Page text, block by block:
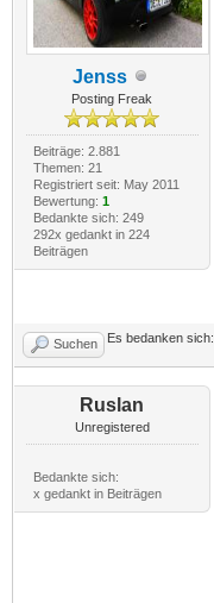
Jenss
Posting Freak
Beiträge: 2.881
Themen: 21
Registriert seit: May 2011
Bewertung: 1
Bedankte sich: 249
292x gedankt in 224
Beiträgen
Suchen Es bedanken sich:
Ruslan
Unregistered
Bedankte sich:
x gedankt in Beiträgen